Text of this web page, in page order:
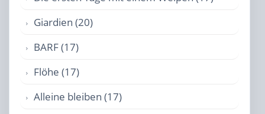
Giardien (20)
BARF (17)
Flöhe (17)
Alleine bleiben (17)